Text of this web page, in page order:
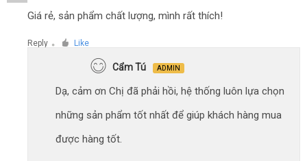
Giá rẻ, sản phẩm chất lượng, mình rất thích!
Reply ● Like
Cẩm Tú ADMIN
Dạ, cảm ơn Chị đã phải hồi, hệ thống luôn lựa chọn
những sản phẩm tốt nhất để giúp khách hàng mua
được hàng tốt.